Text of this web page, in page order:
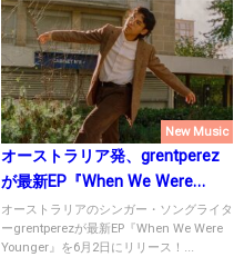
New Music
オーストラリア発、grentperez
が最新EP『When We Were
Younger』を6月2日にリリー
ス！
オーストラリアのシンガー・ソングライタ
ーgrentperezが最新EP『When We Were
Younger』を6月2日にリリース！...